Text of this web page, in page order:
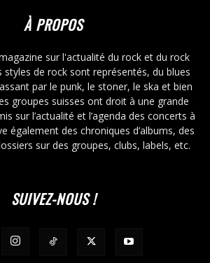
À PROPOS
sur l'actualité du rock et du rock
styles de rock sont représentés, du blues
par le punk, le stoner, le ska et bien
groupes suisses ont droit à une grande
sur l’actualité et l’agenda des concerts à
également des chroniques d’albums, des
sur des groupes, clubs, labels, etc.
SUIVEZ-NOUS !